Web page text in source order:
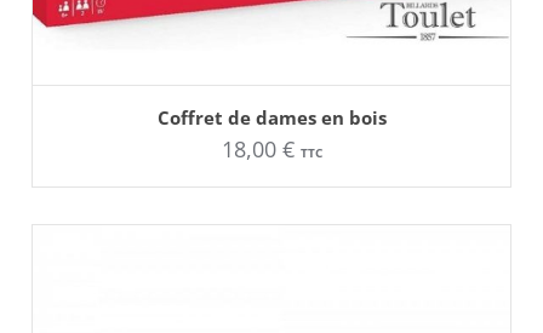
Coffret de dames en bois
18,00 € TTC